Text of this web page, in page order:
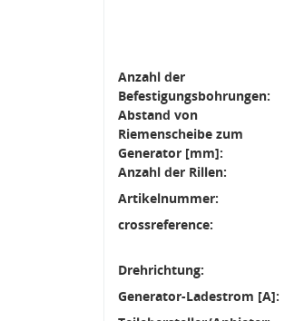
Anzahl der
Befestigungsbohrungen:
Abstand von
Riemenscheibe zum
Generator [mm]:
Anzahl der Rillen:
Artikelnummer:
crossreference:
Drehrichtung:
Generator-Ladestrom [A]: